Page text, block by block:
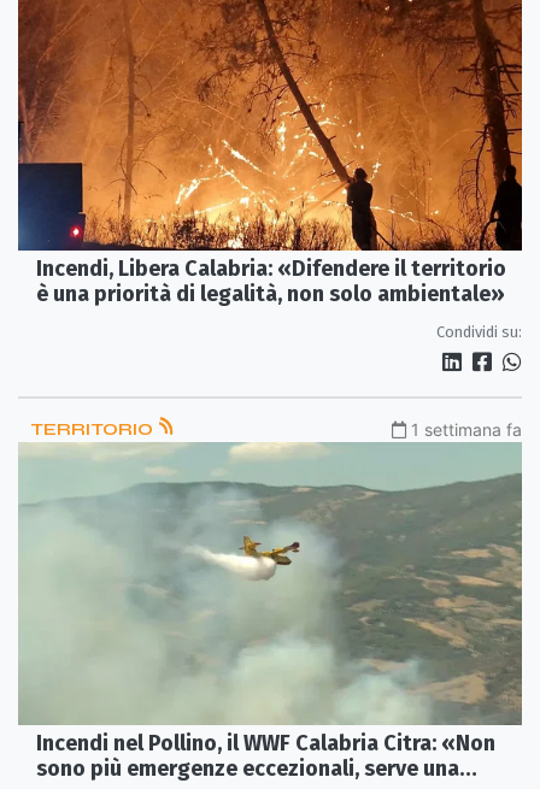
Incendi, Libera Calabria: «Difendere il territorio
è una priorità di legalità, non solo ambientale»
Condividi su:
TERRITORIO 1 settimana fa
Incendi nel Pollino, il WWF Calabria Citra: «Non
sono più emergenze eccezionali, serve una